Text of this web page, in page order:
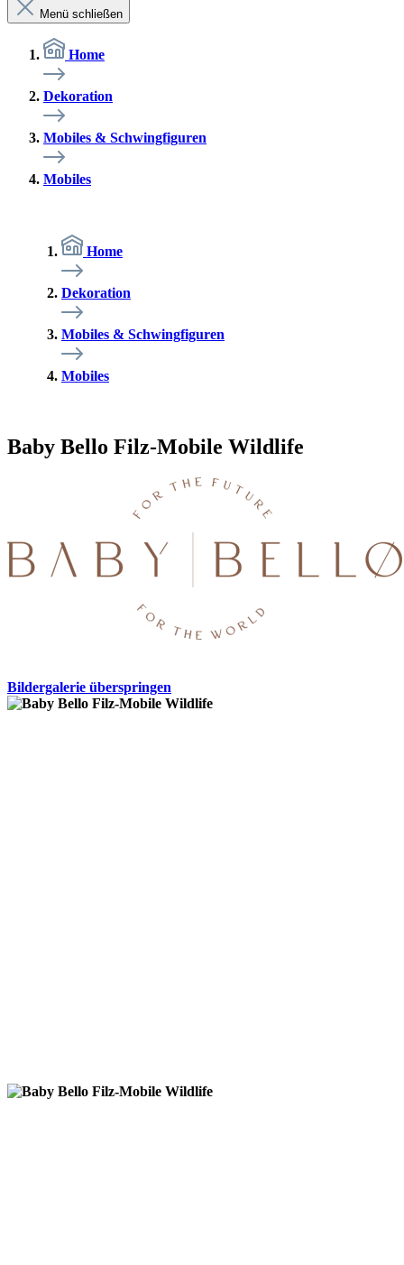
Menü schließen
Home
Dekoration
Mobiles & Schwingfiguren
Mobiles
Home
Dekoration
Mobiles & Schwingfiguren
Mobiles
Baby Bello Filz-Mobile Wildlife
Bildergalerie überspringen